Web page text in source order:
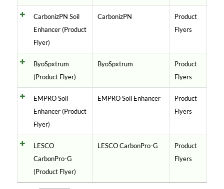
CarbonizPN Soil
Enhancer (Product
Flyer)
CarbonizPN
Product
Flyers
ByoSpxtrum
(Product Flyer)
ByoSpxtrum
Product
Flyers
EMPRO Soil
Enhancer (Product
Flyer)
EMPRO Soil Enhancer
Product
Flyers
LESCO
CarbonPro-G
(Product Flyer)
LESCO CarbonPro-G
Product
Flyers